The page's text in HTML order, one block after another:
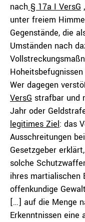
nach § 17a I VersG
unter freiem
Gegenstände, die
Umständen nach
Wer dagegen
VersG strafbar und
Jahr oder
legitimes Ziel: das
Ausschreitungen
Gesetzgeber
solche
ihres martialischen
offenkundige
[…] auf die Menge
Erkenntnissen eine